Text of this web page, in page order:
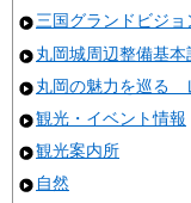
三国グランドビジョ
丸岡城周辺整備基本
丸岡の魅力を巡る
観光・イベント情報
観光案内所
自然